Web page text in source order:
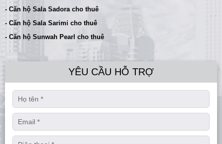
- Căn hộ Sala Sadora cho thuê
- Căn hộ Sala Sarimi cho thuê
- Căn hộ Sunwah Pearl cho thuê
YÊU CẦU HỖ TRỢ